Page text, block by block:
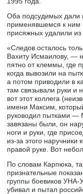
Оба подсудимых дали
применявшемся к ним
присяжных удалили из
«Следов осталось
Вахиту Исмаилову, —
пятно от клеммы, где
когда вывозили на
а потом приводили в
там связывали руки и
вот этот коллега
имени Максим,
руководил пытками —
завязаны были, он
ноги и руки, где
из-за этого
правой руке. Вот
По словам Карпюка,
признательные
группы боевиков УНА-
убивал и пытал